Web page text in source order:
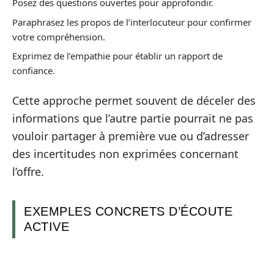
Posez des questions ouvertes pour approfondir.
Paraphrasez les propos de l’interlocuteur pour confirmer
votre compréhension.
Exprimez de l’empathie pour établir un rapport de
confiance.
Cette approche permet souvent de déceler des
informations que l’autre partie pourrait ne pas
vouloir partager à première vue ou d’adresser
des incertitudes non exprimées concernant
l’offre.
EXEMPLES CONCRETS D’ÉCOUTE
ACTIVE